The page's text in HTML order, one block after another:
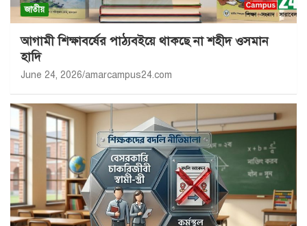
জাতীয়
আগামী শিক্ষাবর্ষের পাঠ্যবইয়ে থাকছে না শহীদ ওসমান
হাদি
June 24, 2026 amarcampus24.com